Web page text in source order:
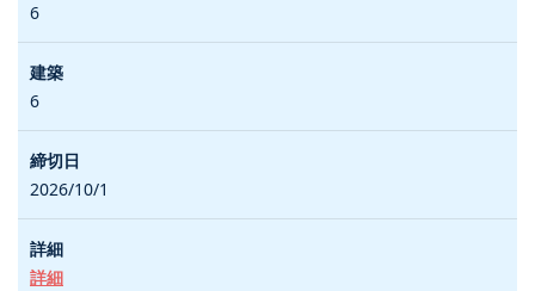
6
6
2026/10/1
詳細